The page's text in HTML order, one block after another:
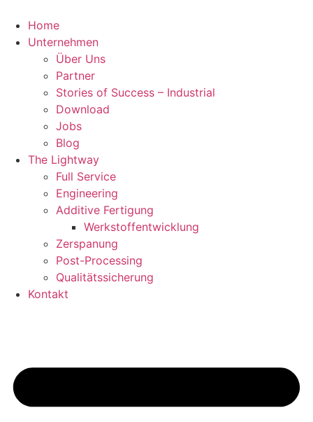
Inhalt
springen
Home
Unternehmen
Über Uns
Partner
Stories of Success – Industrial
Download
Jobs
Blog
The Lightway
Full Service
Engineering
Additive Fertigung
Werkstoffentwicklung
Zerspanung
Post-Processing
Qualitätssicherung
Kontakt